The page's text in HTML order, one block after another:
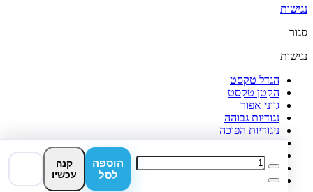
הוספה
לסל
קנה
עכשיו
נגישות
סגור
נגישות
הגדל טקסט
הקטן טקסט
גווני אפור
נגודיות גבוהה
ניגודיות הפוכה
רקע בהיר
הדגשת קישורים
פונט קריא
איפוס